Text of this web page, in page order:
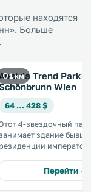
находятся
Больше
1 км
Trend
Wien
64 … 428 $
4-звездочный
здание
резиденции
минутах ходьбы от
Шенбрунн и Венского
гостей
Перейти →